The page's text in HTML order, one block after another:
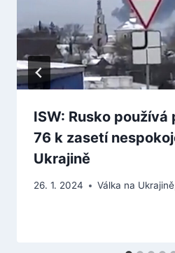
ISW: Rusko
76 k zasetí
Ukrajině
26. 1. 2024 Válka na Ukrajině